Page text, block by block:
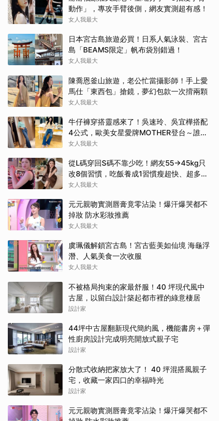
動作」，專攻手臂後側，網友實測超有感！
女人我最大
日本宮古島旅遊必買！日系人氣泳裝、宮古
島「BEAMS限定」帆布袋別錯過！
女人我最大
陳喬恩釜山旅遊，老公忙當攝影師！手上愛
馬仕「東西包」搶鏡，夢幻包款一次揹兩顆
女人我最大
牛仔褲穿搭靈感來了！吳速玲、吳宜樺搭配
4公式，歐美女星愛牌MOTHER登台～誰穿
誰腿長
女人我最大
從L碼穿回S碼不靠少吃！網友55→45kg只
改8個習慣，吃飯養成1習慣瘦超快、超多人
容易忽略
女人我最大
元元親吻實測唇膏竟零沾染！爆汗爆哭都不
掉妝 防水彩妝推薦
女人我最大
虞珮儀解鎖宮古島！宮古藍美如仙境 海龜浮
潛、人氣美食一次收服
女人我最大
不被格局拘束的家最舒服！40 坪現代風中
古屋，以留白設計築起都市裡的綠意棲居
設計家
44坪中古屋翻新現代簡約風，機能書房＋彈
性廚房設計完成明亮開放式親子宅
設計家
分散式收納把家放大了！ 40 坪混搭風親子
宅，收藏一家四口的幸福時光
設計家
元元親吻實測唇膏竟零沾染！爆汗爆哭都不